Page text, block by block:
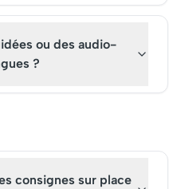
ou des audio-
?
consignes sur place